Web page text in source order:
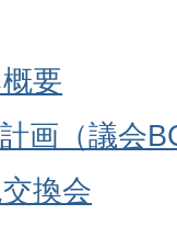
要
画（議会
換会